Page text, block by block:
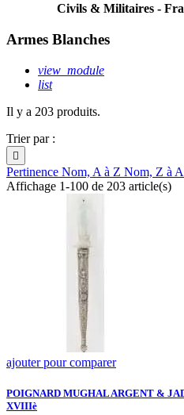
Civils & Militaires -
Armes Blanches
view_module
list
Il y a 203 produits.
Trier par :

Pertinence Nom, A à Z Nom, Z à A
Affichage 1-100 de 203 article(s)
ajouter pour comparer
POIGNARD MUGHAL ARGENT &
XVIIIè